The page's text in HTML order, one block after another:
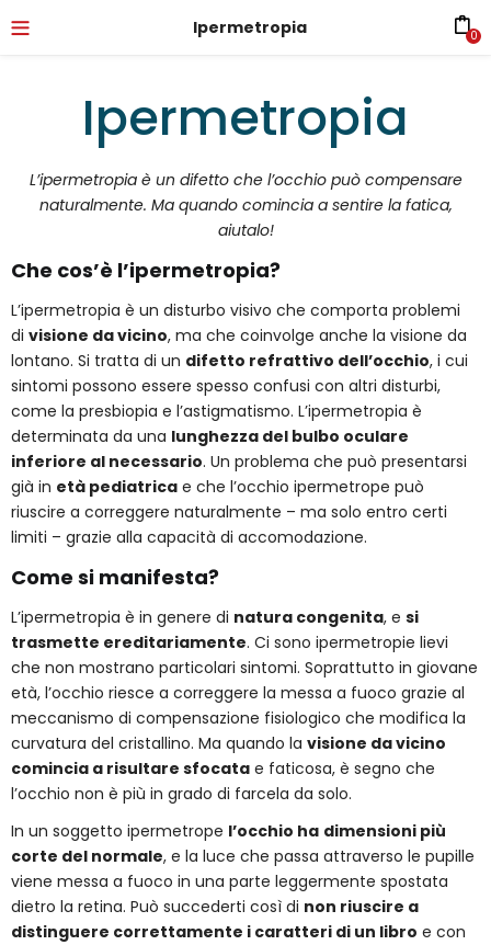
Ipermetropia 0
Ipermetropia
L’ipermetropia è un difetto che l’occhio può compensare
naturalmente. Ma quando comincia a sentire la fatica,
aiutalo!
Che cos’è l’ipermetropia?
L’ipermetropia è un disturbo visivo che comporta problemi
di visione da vicino, ma che coinvolge anche la visione da
lontano. Si tratta di un difetto refrattivo dell’occhio, i cui
sintomi possono essere spesso confusi con altri disturbi,
come la presbiopia e l’astigmatismo. L’ipermetropia è
determinata da una lunghezza del bulbo oculare
inferiore al necessario. Un problema che può presentarsi
già in età pediatrica e che l’occhio ipermetrope può
riuscire a correggere naturalmente – ma solo entro certi
limiti – grazie alla capacità di accomodazione.
Come si manifesta?
L’ipermetropia è in genere di natura congenita, e si
trasmette ereditariamente. Ci sono ipermetropie lievi
che non mostrano particolari sintomi. Soprattutto in giovane
età, l’occhio riesce a correggere la messa a fuoco grazie al
meccanismo di compensazione fisiologico che modifica la
curvatura del cristallino. Ma quando la visione da vicino
comincia a risultare sfocata e faticosa, è segno che
l’occhio non è più in grado di farcela da solo.
In un soggetto ipermetrope l’occhio ha dimensioni più
corte del normale, e la luce che passa attraverso le pupille
viene messa a fuoco in una parte leggermente spostata
dietro la retina. Può succederti così di non riuscire a
distinguere correttamente i caratteri di un libro e con